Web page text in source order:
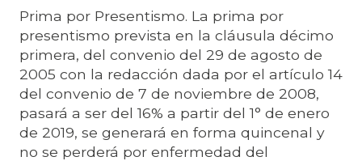
Prima por Presentismo. La prima por
presentismo prevista en la cláusula décimo
primera, del convenio del 29 de agosto de
2005 con la redacción dada por el artículo 14
del convenio de 7 de noviembre de 2008,
pasará a ser del 16% a partir del 1° de enero
de 2019, se generará en forma quincenal y
no se perderá por enfermedad del